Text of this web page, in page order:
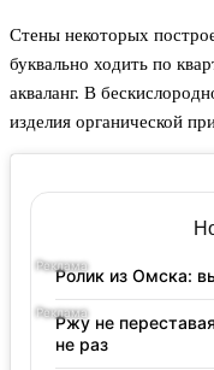
Стены некоторых
буквально ходить по
акваланг. В
изделия органической
Ролик из Омска:
Ржу не
не раз